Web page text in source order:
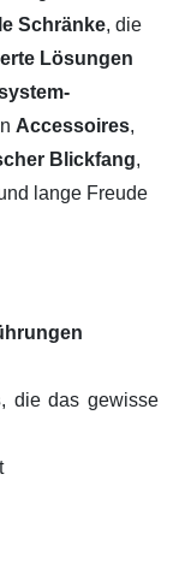
Schränke, die
Lösungen
Accessoires,
Blickfang,
lange Freude
, die das gewisse